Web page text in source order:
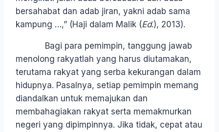
bersahabat dan adab jiran, yakni adab sama
kampung …,” (Haji dalam Malik (Ed.), 2013).
Bagi para pemimpin, tanggung jawab
menolong rakyatlah yang harus diutamakan,
terutama rakyat yang serba kekurangan dalam
hidupnya. Pasalnya, setiap pemimpin memang
diandalkan untuk memajukan dan
membahagiakan rakyat serta memakmurkan
negeri yang dipimpinnya. Jika tidak, cepat atau